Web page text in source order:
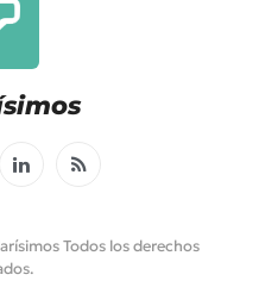
LinkedInRSS
Todos los derechos